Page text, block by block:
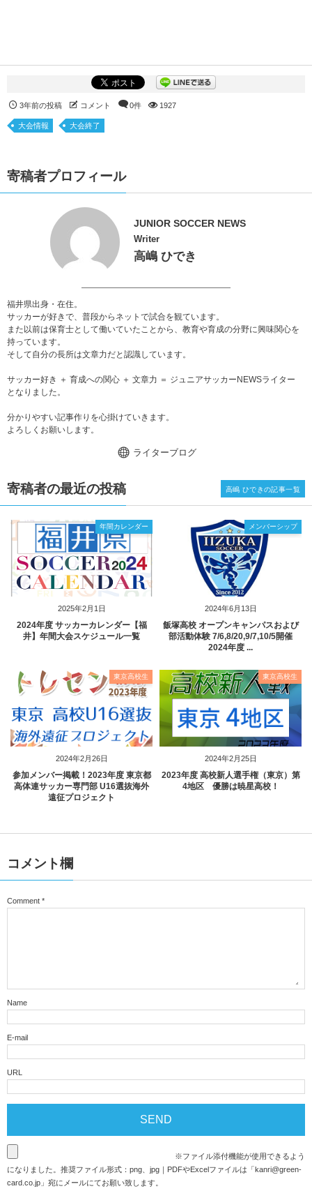
3年前の投稿 コメント 0件 1927
大会情報 大会終了
寄稿者プロフィール
JUNIOR SOCCER NEWS
Writer
高嶋 ひでき
福井県出身・在住。
サッカーが好きで、普段からネットで試合を観ています。
また以前は保育士として働いていたことから、教育や育成の分野に興味関心を
持っています。
そして自分の長所は文章力だと認識しています。
サッカー好き ＋ 育成への関心 ＋ 文章力 ＝ ジュニアサッカーNEWSライター
となりました。
分かりやすい記事作りを心掛けていきます。
よろしくお願いします。
ライターブログ
寄稿者の最近の投稿
2025年2月1日
年間カレンダー
2024年度 サッカーカレンダー【福
井】年間大会スケジュール一覧
2024年6月13日
メンバーシップ
飯塚高校 オープンキャンパスおよび
部活動体験 7/6,8/20,9/7,10/5開催
2024年度 ...
2024年2月26日
東京高校生
参加メンバー掲載！2023年度 東京都
高体連サッカー専門部 U16選抜海外
遠征プロジェクト
2024年2月25日
東京高校生
2023年度 高校新人選手権（東京）第
4地区 優勝は暁星高校！
高嶋 ひできの記事一覧
コメント欄
Comment *
Name
E-mail
URL
※ファイル添付機能が使用できるよう
になりました。推奨ファイル形式：png、jpg｜PDFやExcelファイルは「kanri@green-
card.co.jp 」宛にメールにてお願い致します。